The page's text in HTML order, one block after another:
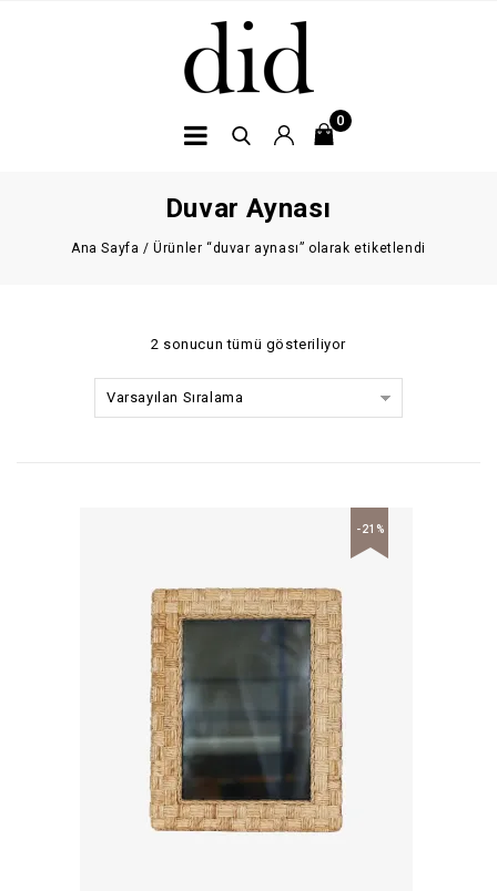
0
Duvar Aynası
Ana Sayfa /Ürünler “duvar aynası” olarak etiketlendi
2 sonucun tümü gösteriliyor
Varsayılan Sıralama
-21%